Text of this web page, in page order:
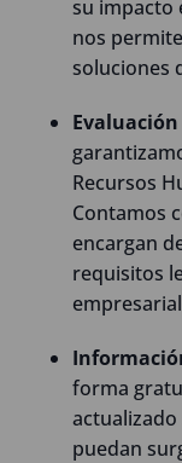
su impacto
nos
soluciones
Recursos
Contamos
encargan
requisitos
forma
puedan